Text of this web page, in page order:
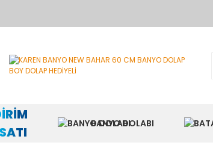
BANYO DOLABI